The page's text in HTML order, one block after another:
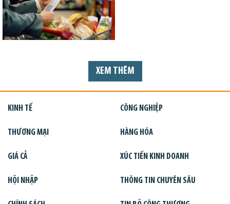
XEM THÊM
KINH TẾ CÔNG NGHIỆP
THƯƠNG MẠI HÀNG HÓA
GIÁ CẢ XÚC TIẾN KINH DOANH
HỘI NHẬP THÔNG TIN CHUYÊN SÂU